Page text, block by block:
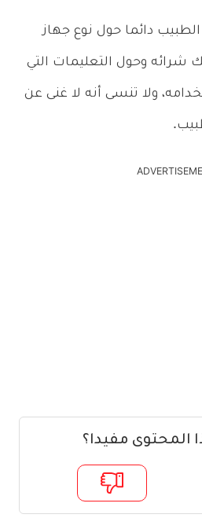
دائما حول نوع جهاز
شرائه وحول التعليمات التي
ولا تنسى أنه لا غنى عن
المحتوى مفيدا؟